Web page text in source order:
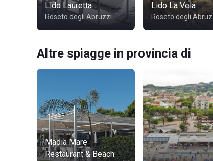
Lido Lauretta
Roseto degli Abruzzi
Lido La Vela
Roseto degli
Altre spiagge in provincia di
Madia Mare
Restaurant & Beach